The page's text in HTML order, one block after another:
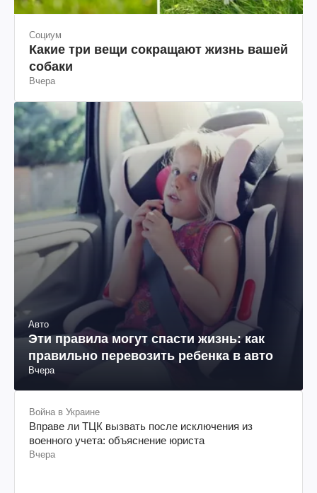
Социум
Какие три вещи сокращают жизнь вашей
собаки
Вчера
Авто
Эти правила могут спасти жизнь: как
правильно перевозить ребенка в авто
Вчера
Война в Украине
Вправе ли ТЦК вызвать после исключения из
военного учета: объяснение юриста
Вчера